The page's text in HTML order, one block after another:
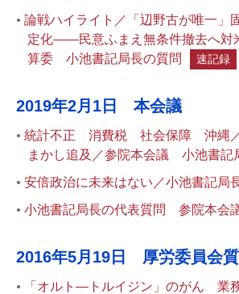
論戦ハイライト／「辺野古が唯一」
定化――民意ふまえ無条件撤去へ対
算委 小池書記局長の質問
速記録
2019年2月1日 本会議
統計不正 消費税 社会保障 沖縄／
まかし追及／参院本会議 小池書記
安倍政治に未来はない／小池書記局
小池書記局長の代表質問 参院本会
2016年5月19日 厚労委員会
「オルト―トルイジン」のがん 業